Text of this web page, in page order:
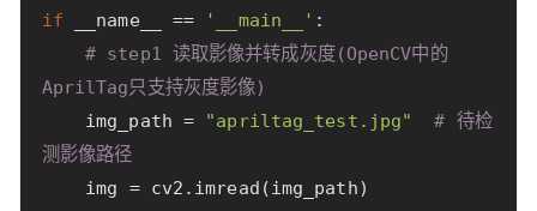
if __name__ == '__main__' :
# step1 读取影像并转成灰度(OpenCV中的
AprilTag只支持灰度影像)
img_path = "apriltag_test.jpg"
# 待检
测影像路径
img
= cv2 . imread (img_path)